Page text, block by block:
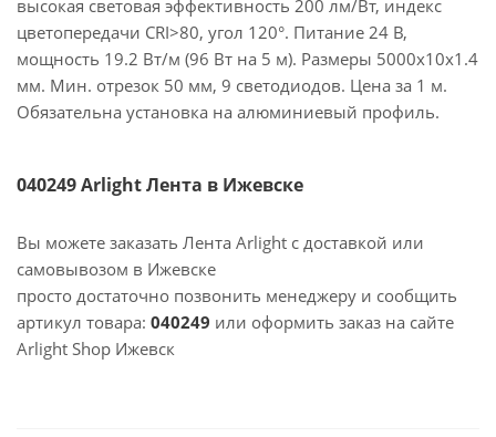
высокая световая эффективность 200 лм/Вт, индекс
цветопередачи CRI>80, угол 120°. Питание 24 В,
мощность 19.2 Вт/м (96 Вт на 5 м). Размеры 5000x10x1.4
мм. Мин. отрезок 50 мм, 9 светодиодов. Цена за 1 м.
Обязательна установка на алюминиевый профиль.
040249 Arlight Лента в Ижевске
Вы можете заказать Лента Arlight с доставкой или
самовывозом в Ижевске
просто достаточно позвонить менеджеру и сообщить
артикул товара: 040249 или оформить заказ на сайте
Arlight Shop Ижевск